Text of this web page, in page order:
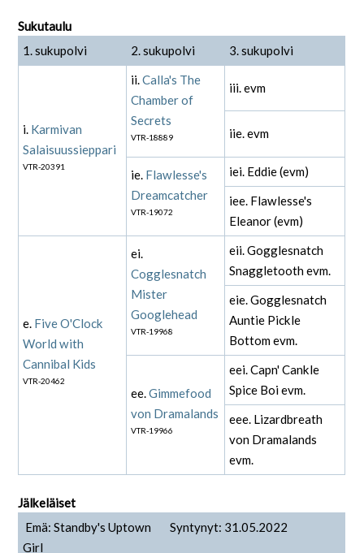
Sukutaulu
1. sukupolvi
2. sukupolvi 3. sukupolvi
i. Karmivan
Salaisuussieppari
VTR-20391
ii.Calla's The
Chamber of
Secrets
VTR-18889
iii. evm
iie. evm
ie. Flawlesse's
Dreamcatcher
VTR-19072
iei. Eddie (evm)
iee. Flawlesse's
Eleanor (evm)
e. Five O'Clock
World with
Cannibal Kids
VTR-20462
ei.
Cogglesnatch
Mister
Googlehead
VTR-19968
eii. Gogglesnatch
Snaggletooth evm.
eie. Gogglesnatch
Auntie Pickle
Bottom evm.
ee.Gimmefood
von Dramalands
VTR-19966
eei. Capn' Cankle
Spice Boi evm.
eee. Lizardbreath
von Dramalands
evm.
Jälkeläiset
Emä: Standby's Uptown
Girl
Syntynyt: 31.05.2022